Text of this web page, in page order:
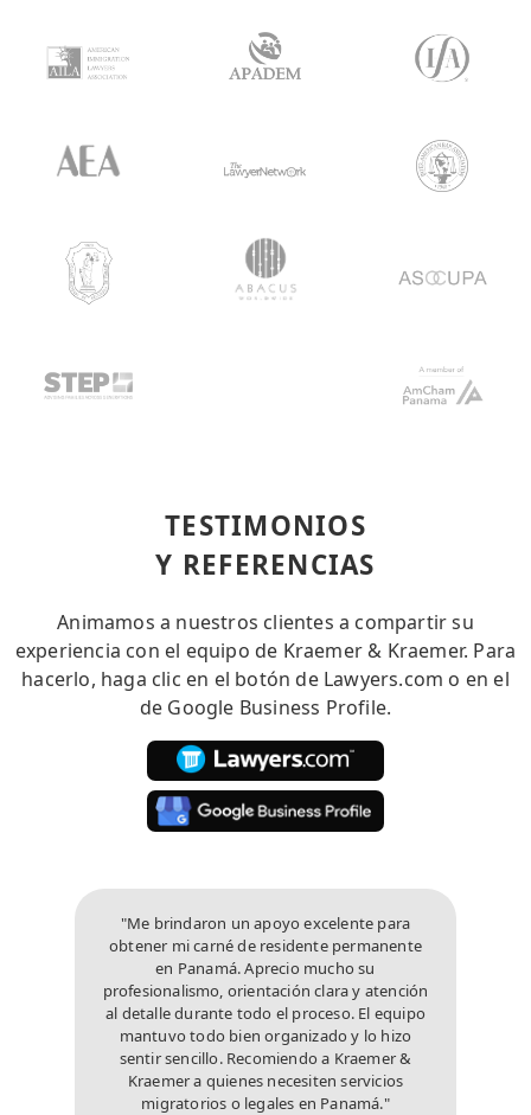
TESTIMONIOS
Y REFERENCIAS
Animamos a nuestros clientes a compartir su
experiencia con el equipo de Kraemer & Kraemer. Para
hacerlo, haga clic en el botón de Lawyers.com o en el
de Google Business Profile.
"Me brindaron un apoyo excelente para
obtener mi carné de residente permanente
en Panamá. Aprecio mucho su
profesionalismo, orientación clara y atención
al detalle durante todo el proceso. El equipo
mantuvo todo bien organizado y lo hizo
sentir sencillo. Recomiendo a Kraemer &
Kraemer a quienes necesiten servicios
migratorios o legales en Panamá."